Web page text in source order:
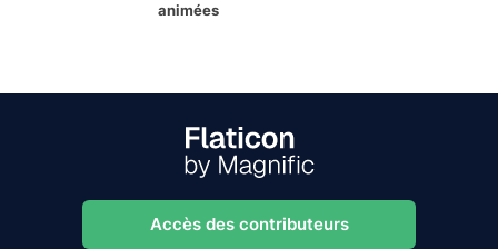
animées
Accès des contributeurs